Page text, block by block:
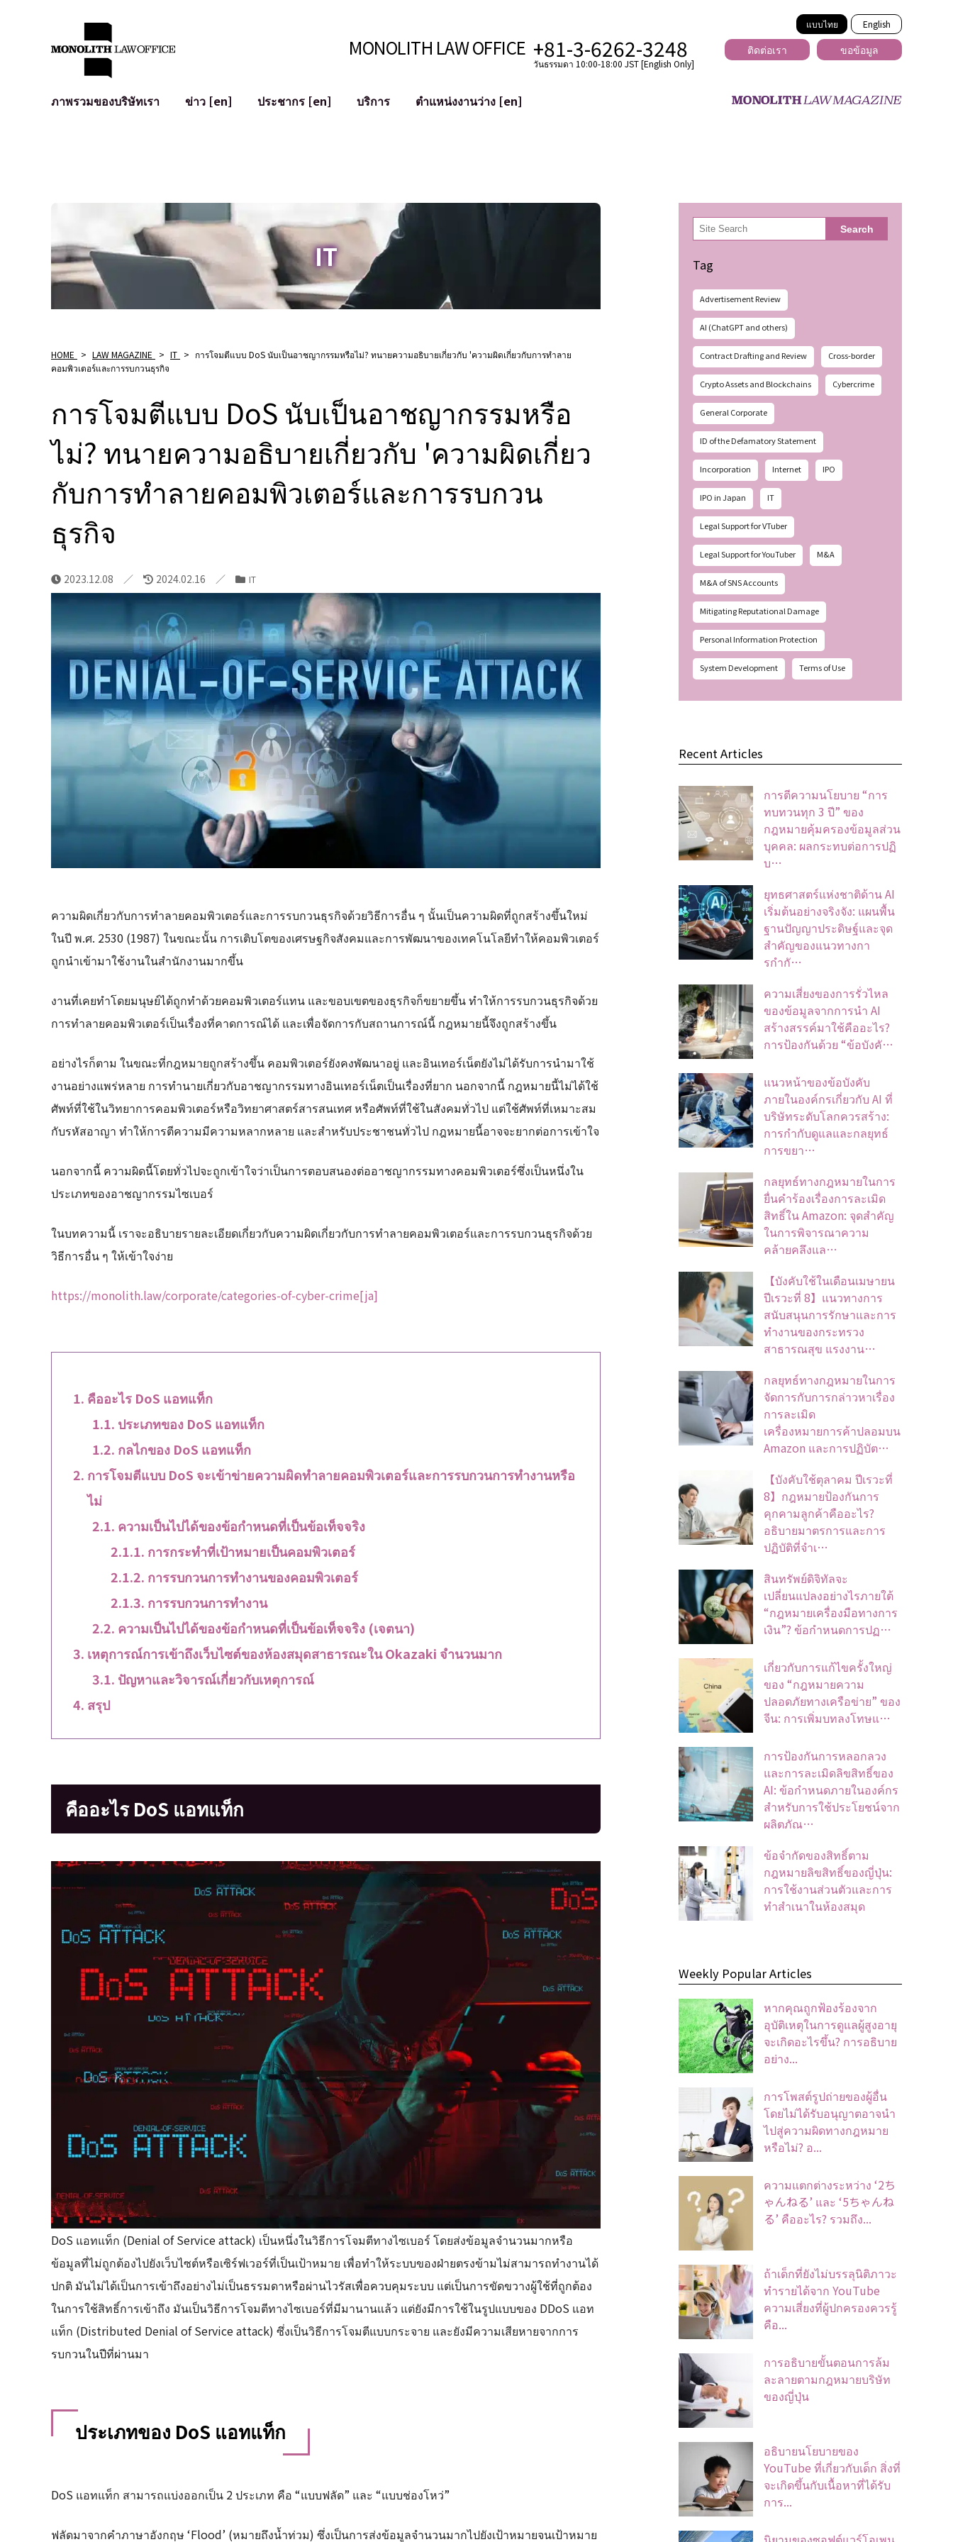
แบบไทย English
MONOLITH LAW OFFICE +81-3-6262-3248
วันธรรมดา 10:00-18:00 JST [English Only]
ติดต่อเรา ขอข้อมูล
ภาพรวมของบริษัทเรา
ข่าว [en] ประชากร [en]
บริการ
การตรวจสอบโฆษณา
อาชญากรรมไซเบอร์
การบรรเทาความเสียหายต่อชื่อเสียง
ตำแหน่งงานว่าง [en]
IT
HOME > LAW MAGAZINE > IT > การโจมตีแบบ DoS นับเป็นอาชญากรรมหรือไม่? ทนายความอธิบายเกี่ยวกับ 'ความผิดเกี่ยวกับการทำลาย
คอมพิวเตอร์และการรบกวนธุรกิจ
การโจมตีแบบ DoS นับเป็นอาชญากรรมหรือ
ไม่? ทนายความอธิบายเกี่ยวกับ 'ความผิดเกี่ยว
กับการทำลายคอมพิวเตอร์และการรบกวน
ธุรกิจ
2023.12.08 2024.02.16 IT
ความผิดเกี่ยวกับการทำลายคอมพิวเตอร์และการรบกวนธุรกิจด้วยวิธีการอื่น ๆ นั้นเป็นความผิดที่ถูกสร้างขึ้นใหม่
ในปี พ.ศ. 2530 (1987) ในขณะนั้น การเติบโตของเศรษฐกิจสังคมและการพัฒนาของเทคโนโลยีทำให้คอมพิวเตอร์
ถูกนำเข้ามาใช้งานในสำนักงานมากขึ้น
งานที่เคยทำโดยมนุษย์ได้ถูกทำด้วยคอมพิวเตอร์แทน และขอบเขตของธุรกิจก็ขยายขึ้น ทำให้การรบกวนธุรกิจด้วย
การทำลายคอมพิวเตอร์เป็นเรื่องที่คาดการณ์ได้ และเพื่อจัดการกับสถานการณ์นี้ กฎหมายนี้จึงถูกสร้างขึ้น
อย่างไรก็ตาม ในขณะที่กฎหมายถูกสร้างขึ้น คอมพิวเตอร์ยังคงพัฒนาอยู่ และอินเทอร์เน็ตยังไม่ได้รับการนำมาใช้
งานอย่างแพร่หลาย การทำนายเกี่ยวกับอาชญากรรมทางอินเทอร์เน็ตเป็นเรื่องที่ยาก นอกจากนี้ กฎหมายนี้ไม่ได้ใช้
ศัพท์ที่ใช้ในวิทยาการคอมพิวเตอร์หรือวิทยาศาสตร์สารสนเทศ หรือศัพท์ที่ใช้ในสังคมทั่วไป แต่ใช้ศัพท์ที่เหมาะสม
กับรหัสอาญา ทำให้การตีความมีความหลากหลาย และสำหรับประชาชนทั่วไป กฎหมายนี้อาจจะยากต่อการเข้าใจ
นอกจากนี้ ความผิดนี้โดยทั่วไปจะถูกเข้าใจว่าเป็นการตอบสนองต่ออาชญากรรมทางคอมพิวเตอร์ซึ่งเป็นหนึ่งใน
ประเภทของอาชญากรรมไซเบอร์
ในบทความนี้ เราจะอธิบายรายละเอียดเกี่ยวกับความผิดเกี่ยวกับการทำลายคอมพิวเตอร์และการรบกวนธุรกิจด้วย
วิธีการอื่น ๆ ให้เข้าใจง่าย
https://monolith.law/corporate/categories-of-cyber-crime[ja]
คืออะไร DoS แอทแท็ก
ประเภทของ DoS แอทแท็ก
กลไกของ DoS แอทแท็ก
การโจมตีแบบ DoS จะเข้าข่ายความผิดทำลายคอมพิวเตอร์และการรบกวนการทำงานหรือ
ไม่
ความเป็นไปได้ของข้อกำหนดที่เป็นข้อเท็จจริง
การกระทำที่เป้าหมายเป็นคอมพิวเตอร์
การรบกวนการทำงานของคอมพิวเตอร์
การรบกวนการทำงาน
ความเป็นไปได้ของข้อกำหนดที่เป็นข้อเท็จจริง (เจตนา)
เหตุการณ์การเข้าถึงเว็บไซต์ของห้องสมุดสาธารณะใน Okazaki จำนวนมาก
ปัญหาและวิจารณ์เกี่ยวกับเหตุการณ์
สรุป
คืออะไร DoS แอทแท็ก
DoS แอทแท็ก (Denial of Service attack) เป็นหนึ่งในวิธีการโจมตีทางไซเบอร์ โดยส่งข้อมูลจำนวนมากหรือ
ข้อมูลที่ไม่ถูกต้องไปยังเว็บไซต์หรือเซิร์ฟเวอร์ที่เป็นเป้าหมาย เพื่อทำให้ระบบของฝ่ายตรงข้ามไม่สามารถทำงานได้
ปกติ มันไม่ได้เป็นการเข้าถึงอย่างไม่เป็นธรรมดาหรือผ่านไวรัสเพื่อควบคุมระบบ แต่เป็นการขัดขวางผู้ใช้ที่ถูกต้อง
ในการใช้สิทธิ์การเข้าถึง มันเป็นวิธีการโจมตีทางไซเบอร์ที่มีมานานแล้ว แต่ยังมีการใช้ในรูปแบบของ DDoS แอท
แท็ก (Distributed Denial of Service attack) ซึ่งเป็นวิธีการโจมตีแบบกระจาย และยังมีความเสียหายจากการ
รบกวนในปีที่ผ่านมา
ประเภทของ DoS แอทแท็ก
DoS แอทแท็ก สามารถแบ่งออกเป็น 2 ประเภท คือ “แบบฟลัด” และ “แบบช่องโหว่”
ฟลัดมาจากคำภาษาอังกฤษ ‘Flood’ (หมายถึงน้ำท่วม) ซึ่งเป็นการส่งข้อมูลจำนวนมากไปยังเป้าหมายจนเป้าหมาย
検
索 Search
Tag
Advertisement Review
AI (ChatGPT and others)
Contract Drafting and Review Cross-border
Crypto Assets and Blockchains Cybercrime
General Corporate
ID of the Defamatory Statement
Incorporation Internet IPO
IPO in Japan IT
Legal Support for VTuber
Legal Support for YouTuber M&A
M&A of SNS Accounts
Mitigating Reputational Damage
Personal Information Protection
System Development Terms of Use
Recent Articles
การตีความนโยบาย “การ
ทบทวนทุก 3 ปี” ของ
กฎหมายคุ้มครองข้อมูลส่วน
บุคคล: ผลกระทบต่อการปฏิ
บ…
ยุทธศาสตร์แห่งชาติด้าน AI
เริ่มต้นอย่างจริงจัง: แผนพื้น
ฐานปัญญาประดิษฐ์และจุด
สำคัญของแนวทางกา
รกำกั…
ความเสี่ยงของการรั่วไหล
ของข้อมูลจากการนำ AI
สร้างสรรค์มาใช้คืออะไร?
การป้องกันด้วย “ข้อบังคั…
แนวหน้าของข้อบังคับ
ภายในองค์กรเกี่ยวกับ AI ที่
บริษัทระดับโลกควรสร้าง:
การกำกับดูแลและกลยุทธ์
การขยา…
กลยุทธ์ทางกฎหมายในการ
ยื่นคำร้องเรื่องการละเมิด
สิทธิ์ใน Amazon: จุดสำคัญ
ในการพิจารณาความ
คล้ายคลึงแล…
【บังคับใช้ในเดือนเมษายน
ปีเรวะที่ 8】แนวทางการ
สนับสนุนการรักษาและการ
ทำงานของกระทรวง
สาธารณสุข แรงงาน…
กลยุทธ์ทางกฎหมายในการ
จัดการกับการกล่าวหาเรื่อง
การละเมิด
เครื่องหมายการค้าปลอมบน
Amazon และการปฏิบัต…
【บังคับใช้ตุลาคม ปีเรวะที่
8】กฎหมายป้องกันการ
คุกคามลูกค้าคืออะไร?
อธิบายมาตรการและการ
ปฏิบัติที่จำเ…
สินทรัพย์ดิจิทัลจะ
เปลี่ยนแปลงอย่างไรภายใต้
“กฎหมายเครื่องมือทางการ
เงิน”? ข้อกำหนดการปฏ…
เกี่ยวกับการแก้ไขครั้งใหญ่
ของ “กฎหมายความ
ปลอดภัยทางเครือข่าย” ของ
จีน: การเพิ่มบทลงโทษแ…
การป้องกันการหลอกลวง
และการละเมิดลิขสิทธิ์ของ
AI: ข้อกำหนดภายในองค์กร
สำหรับการใช้ประโยชน์จาก
ผลิตภัณ…
ข้อจํากัดของสิทธิ์ตาม
กฎหมายลิขสิทธิ์ของญี่ปุ่น:
การใช้งานส่วนตัวและการ
ทําสําเนาในห้องสมุด
Weekly Popular Articles
หากคุณถูกฟ้องร้องจาก
อุบัติเหตุในการดูแลผู้สูงอายุ
จะเกิดอะไรขึ้น? การอธิบาย
อย่าง...
การโพสต์รูปถ่ายของผู้อื่น
โดยไม่ได้รับอนุญาตอาจนํา
ไปสู่ความผิดทางกฎหมาย
หรือไม่? อ...
ความแตกต่างระหว่าง ‘2ち
ゃんねる’ และ ‘5ちゃんね
る’ คืออะไร? รวมถึง...
ถ้าเด็กที่ยังไม่บรรลุนิติภาวะ
ทำรายได้จาก YouTube
ความเสี่ยงที่ผู้ปกครองควรรู้
คือ...
การอธิบายขั้นตอนการล้ม
ละลายตามกฎหมายบริษัท
ของญี่ปุ่น
อธิบายนโยบายของ
YouTube ที่เกี่ยวกับเด็ก สิ่งที่
จะเกิดขึ้นกับเนื้อหาที่ได้รับ
การ...